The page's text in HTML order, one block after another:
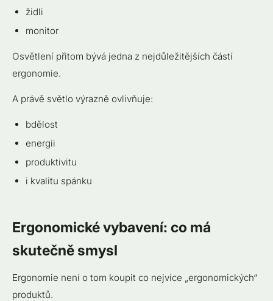
židli
monitor
Osvětlení přitom bývá jedna z nejdůležitějších částí
ergonomie.
A právě světlo výrazně ovlivňuje:
bdělost
energii
produktivitu
i kvalitu spánku
Ergonomické vybavení: co má
skutečně smysl
Ergonomie není o tom koupit co nejvíce „ergonomických“
produktů.